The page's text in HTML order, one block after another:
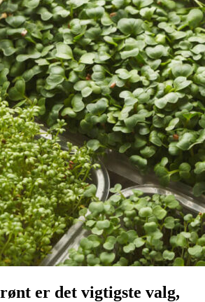
er det vigtigste valg,